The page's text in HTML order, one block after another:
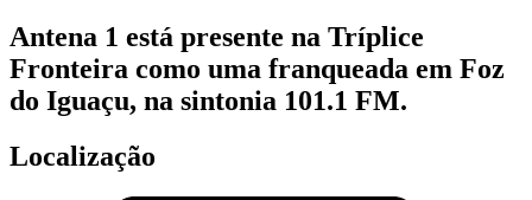
Antena 1 está presente na Tríplice
Fronteira como uma franqueada em Foz
do Iguaçu, na sintonia 101.1 FM.
Localização